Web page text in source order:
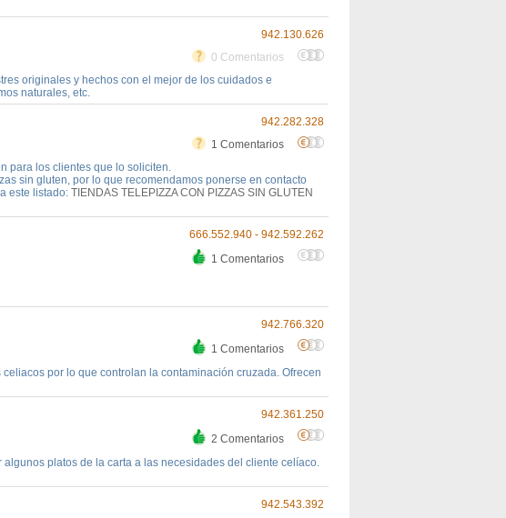
942.130.626
0 Comentarios
originales y hechos con el mejor de los cuidados e
naturales, etc.
942.282.328
1 Comentarios
para los clientes que lo soliciten.
sin gluten, por lo que recomendamos ponerse en contacto
este listado: TIENDAS TELEPIZZA CON PIZZAS SIN GLUTEN
666.552.940 - 942.592.262
1 Comentarios
942.766.320
1 Comentarios
por lo que controlan la contaminación cruzada. Ofrecen
942.361.250
2 Comentarios
platos de la carta a las necesidades del cliente celíaco.
942.543.392